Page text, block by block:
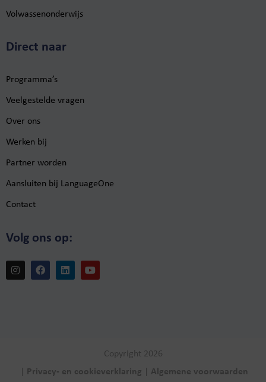
Volwassenonderwijs
Direct naar
Programma’s
Veelgestelde vragen
Over ons
Werken bij
Partner worden
Aansluiten bij LanguageOne
Contact
Volg ons op:
Copyright 2026
Privacy- en cookieverklaring Algemene voorwaarden